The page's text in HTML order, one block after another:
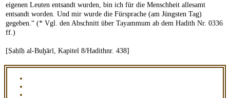
eigenen Leuten entsandt wurden, bin ich für die Menschheit allesamt
entsandt worden. Und mir wurde die Fürsprache (am Jüngsten Tag)
gegeben.“ (* Vgl. den Abschnitt über Tayammum ab dem Hadith Nr. 0336
ff.)
[Ṣaḥīḥ al-Buḫārī, Kapitel 8/Hadithnr. 438]